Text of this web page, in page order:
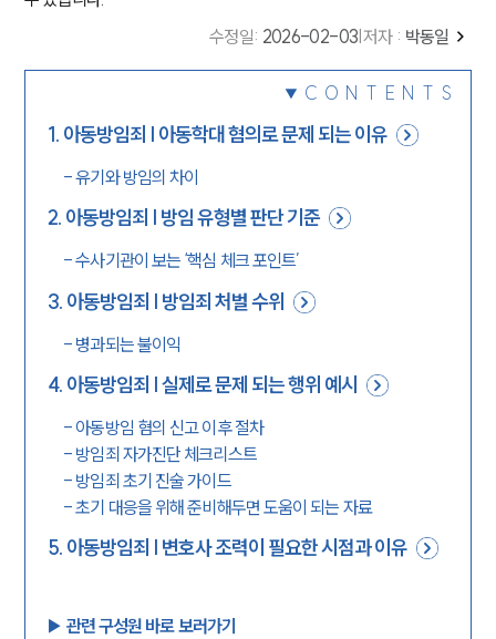
수정일: 2026-02-03 저자 : 박동일
CONTENTS
1. 아동방임죄 | 아동학대 혐의로 문제 되는 이유
-유기와 방임의 차이
2. 아동방임죄 | 방임 유형별 판단 기준
-수사기관이 보는 ‘핵심 체크 포인트’
3. 아동방임죄 | 방임죄 처벌 수위
- 병과되는 불이익
4. 아동방임죄 | 실제로 문제 되는 행위 예시
- 아동방임 혐의 신고 이후 절차
- 방임죄 자가진단 체크리스트
- 방임죄 초기 진술 가이드
-초기 대응을 위해 준비해두면 도움이 되는 자료
5. 아동방임죄 | 변호사 조력이 필요한 시점과 이유
▶︎ 관련 구성원 바로 보러가기